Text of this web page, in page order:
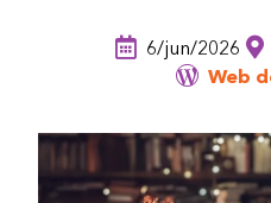
6/jun/2026
Web